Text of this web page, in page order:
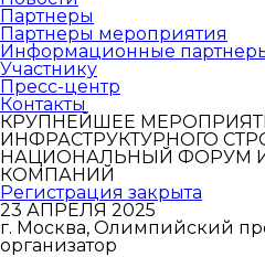
Партнеры
Партнеры мероприятия
Информационные
Участнику
Пресс-центр
Контакты
КРУПНЕЙШЕЕ
ИНФРАСТРУКТУРНОГО
НАЦИОНАЛЬНЫЙ ФОРУМ
КОМПАНИЙ
Регистрация закрыта
23 АПРЕЛЯ 2025
г. Москва, Олимпийский
организатор